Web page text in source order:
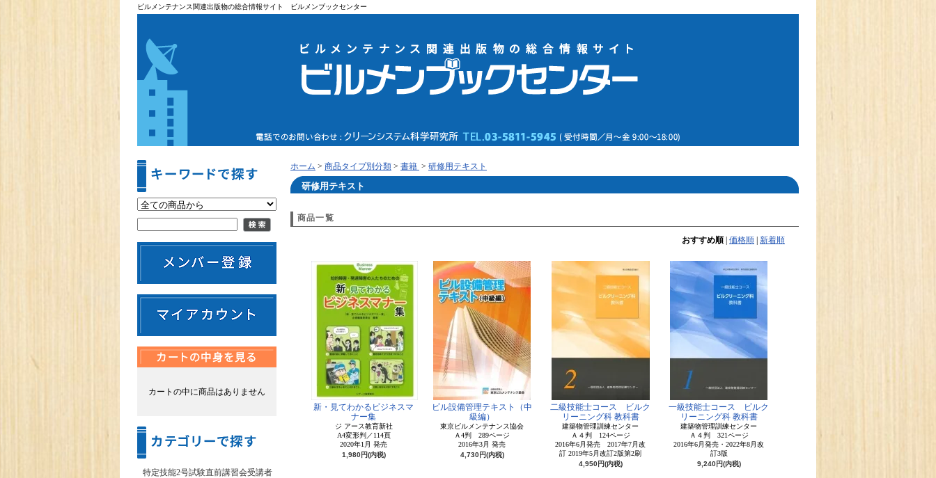
ビルメンテナンス関連出版物の総合情報サイト ビルメンブックセンター
カートの中に商品はありません
特定技能2号試験直前講習会受講者
ホーム > 商品タイプ別分類 > 書籍 > 研修用テキスト
研修用テキスト
商品一覧
おすすめ順 価格順 新着順
新・見てわかるビジネスマ
ナー集
ジ アース教育新社
A4変形判／114頁
2020年1月 発売
1,980円(内税)
ビル設備管理テキスト（中
級編）
東京ビルメンテナンス協会
Ａ4判 289ページ
2016年3月 発売
4,730円(内税)
二級技能士コース ビルク
リーニング科 教科書
建築物管理訓練センター
Ａ４判 124ページ
2016年6月発売 2017年7月改
訂 2019年5月改訂2版第2刷
4,950円(内税)
一級技能士コース ビルク
リーニング科 教科書
建築物管理訓練センター
Ａ４判 321ページ
2016年6月発売・2022年8月改
訂3版
9,240円(内税)